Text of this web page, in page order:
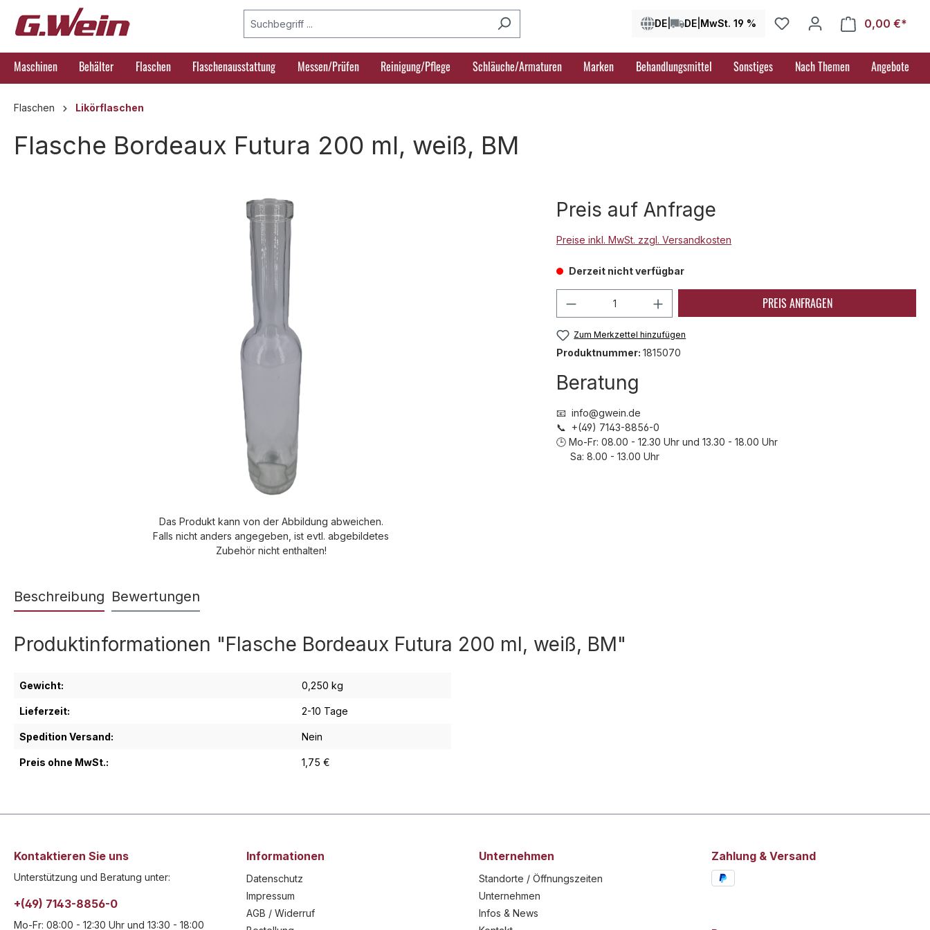
Zur Hauptnavigation springen
DE DE MwSt. 19 % 0,00 €*
Maschinen Behälter Flaschen Flaschenausstattung Messen/Prüfen Reinigung/Pflege Schläuche/Armaturen Marken Behandlungsmittel Sonstiges Nach Themen Angebote
Flaschen Likörflaschen
Flasche Bordeaux Futura 200 ml, weiß, BM
Das Produkt kann von der Abbildung abweichen.
Falls nicht anders angegeben, ist evtl. abgebildetes
Zubehör nicht enthalten!
Preis auf Anfrage
Preise inkl. MwSt. zzgl. Versandkosten
Derzeit nicht verfügbar
Produkt Anzahl: Gib den gewünschten Wert
PREIS ANFRAGEN
Zum Merkzettel hinzufügen
Produktnummer: 1815070
Beratung
📧 info@gwein.de
📞 +(49) 7143-8856-0
🕒 Mo-Fr: 08.00 - 12.30 Uhr und 13.30 - 18.00 Uhr
Sa: 8.00 - 13.00 Uhr
Beschreibung Bewertungen
Produktinformationen "Flasche Bordeaux Futura 200 ml, weiß, BM"
Gewicht: 0,250 kg
Lieferzeit: 2-10 Tage
Spedition Versand: Nein
Preis ohne MwSt.: 1,75 €
Kontaktieren Sie uns
Unterstützung und Beratung unter:
+(49) 7143-8856-0
Mo-Fr: 08:00 - 12:30 Uhr und 13:30 - 18:00
Informationen
Datenschutz
Impressum
AGB / Widerruf
Unternehmen
Standorte / Öffnungszeiten
Unternehmen
Infos & News
Zahlung & Versand